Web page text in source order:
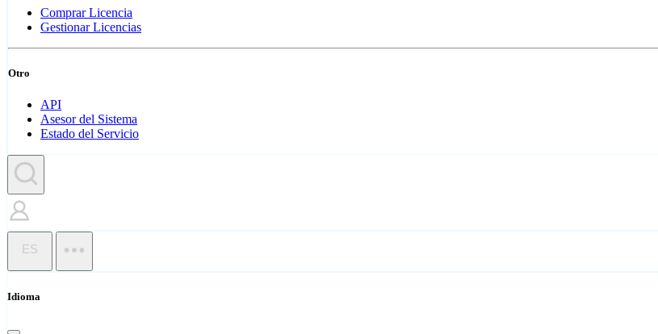
Comprar Licencia
Gestionar Licencias
Otro
API
Asesor del Sistema
Estado del Servicio
ES
Idioma